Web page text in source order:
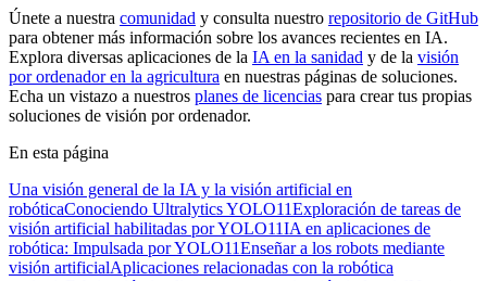
Únete a nuestra comunidad y consulta nuestro repositorio de GitHub
para obtener más información sobre los avances recientes en IA.
Explora diversas aplicaciones de la IA en la sanidad y de la visión
por ordenador en la agricultura en nuestras páginas de soluciones.
Echa un vistazo a nuestros planes de licencias para crear tus propias
soluciones de visión por ordenador.
En esta página
Una visión general de la IA y la visión artificial en
robóticaConociendo Ultralytics YOLO11Exploración de tareas de
visión artificial habilitadas por YOLO11IA en aplicaciones de
robótica: Impulsada por YOLO11Enseñar a los robots mediante
visión artificialAplicaciones relacionadas con la robótica